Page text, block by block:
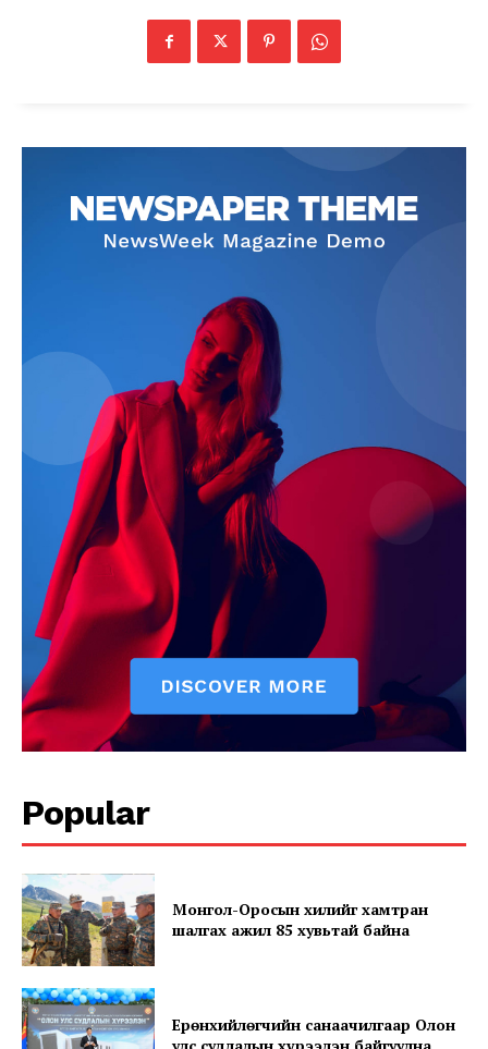
Popular
Монгол-Оросын хилийг хамтран
шалгах ажил 85 хувьтай байна
Ерөнхийлөгчийн санаачилгаар Олон